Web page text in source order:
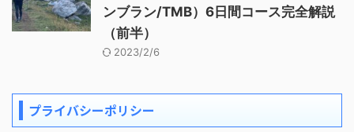
ンブラン/TMB）6日間コース完全解説
（前半）
2023/2/6
プライバシーポリシー